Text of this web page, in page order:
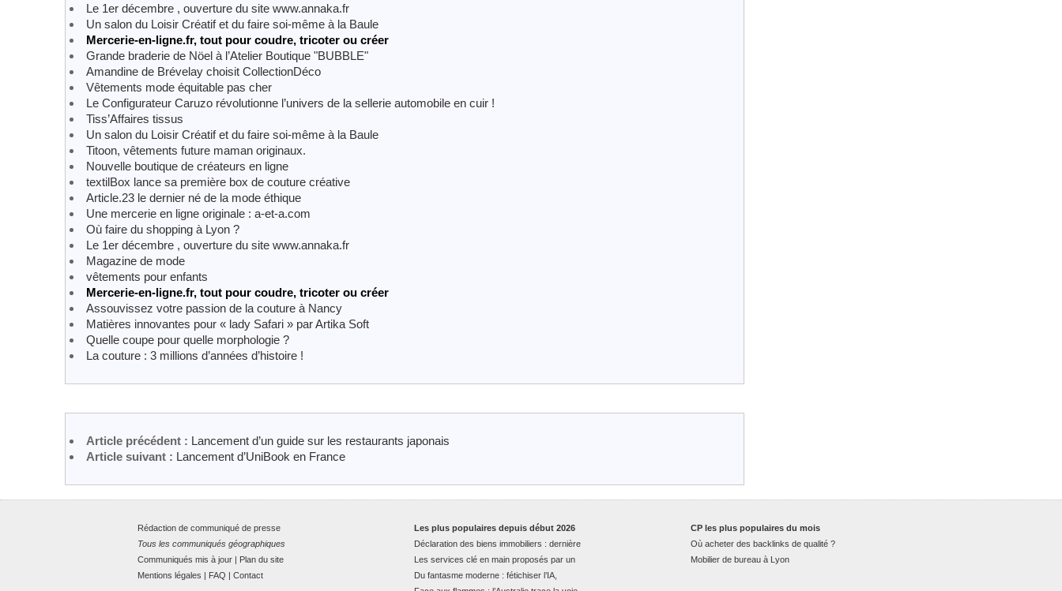
Le 1er décembre , ouverture du site www.annaka.fr
Un salon du Loisir Créatif et du faire soi-même à la Baule
Mercerie-en-ligne.fr, tout pour coudre, tricoter ou créer
Grande braderie de Nöel à l’Atelier Boutique "BUBBLE"
Amandine de Brévelay choisit CollectionDéco
Vêtements mode équitable pas cher
Le Configurateur Caruzo révolutionne l’univers de la sellerie automobile en cuir !
Tiss’Affaires tissus
Un salon du Loisir Créatif et du faire soi-même à la Baule
Titoon, vêtements future maman originaux.
Nouvelle boutique de créateurs en ligne
textilBox lance sa première box de couture créative
Article.23 le dernier né de la mode éthique
Une mercerie en ligne originale : a-et-a.com
Où faire du shopping à Lyon ?
Le 1er décembre , ouverture du site www.annaka.fr
Magazine de mode
vêtements pour enfants
Mercerie-en-ligne.fr, tout pour coudre, tricoter ou créer
Assouvissez votre passion de la couture à Nancy
Matières innovantes pour « lady Safari » par Artika Soft
Quelle coupe pour quelle morphologie ?
La couture : 3 millions d’années d’histoire !
Article précédent : Lancement d’un guide sur les restaurants japonais
Article suivant : Lancement d’UniBook en France
Rédaction de communiqué de presse
Tous les communiqués géographiques
Communiqués mis à jour | Plan du site
Mentions légales | FAQ | Contact
CP les plus populaires du mois
Où acheter des backlinks de qualité ?
Mobilier de bureau à Lyon
Les plus populaires depuis début 2026
Déclaration des biens immobiliers : dernière
Les services clé en main proposés par un
Du fantasme moderne : fétichiser l’IA,